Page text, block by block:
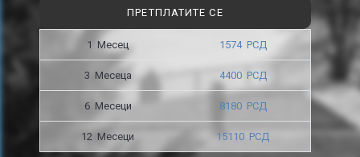
ПРЕТПЛАТИТЕ СЕ
1 Месец 1574 РСД
3 Месецa 4400 РСД
6 Месеци 8180 РСД
12 Месеци 15110 РСД